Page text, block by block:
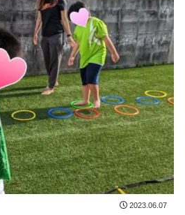
2023.06.07